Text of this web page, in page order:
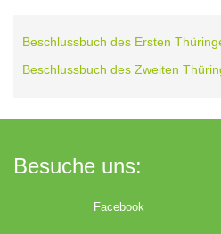
Beschlussbuch des Ersten
Beschlussbuch des Zweiten
Besuche uns:
Facebook